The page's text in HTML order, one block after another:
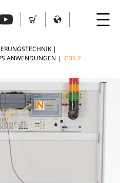
|
ANWENDUNGEN | CBS 2